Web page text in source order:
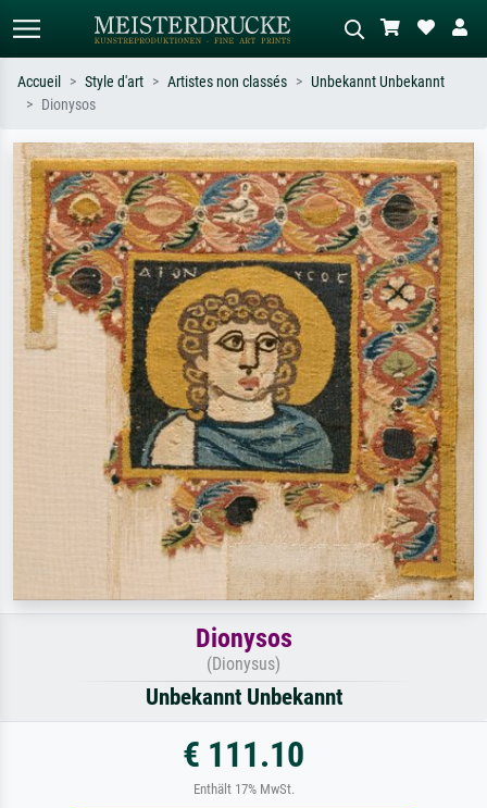
Recherchez par artiste, titre ou style –
ex. Monet, Nuit étoilée,
impressionnisme, vague de Hokusai,
nu.
Décrivez la scène – ex. prairie verte,
abstrait avec beaucoup de rouge,
tableau sombre, nu debout près d'un
arbre.
Accueil Style d'art Artistes non classés
Unbekannt Unbekannt
Dionysos
Dionysos
(Dionysus)
Unbekannt Unbekannt
€ 111.10
Enthält 17% MwSt.